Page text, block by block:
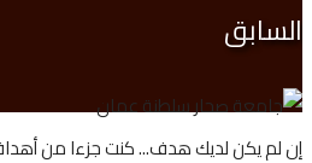
السابق
إن لم يكن لديك هدف... كنت جزءا من